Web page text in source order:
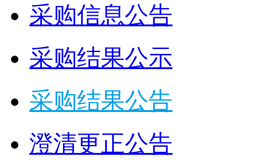
采购信息公告
采购结果公示
采购结果公告
澄清更正公告